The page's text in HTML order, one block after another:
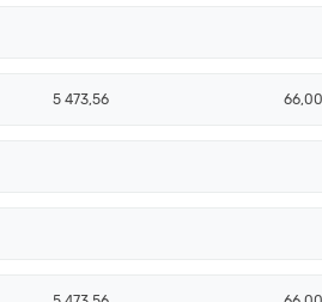
5 473,56 66,00